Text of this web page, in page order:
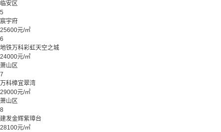
临安区
5
宸宇府
25600元/㎡
6
地铁万科彩虹天空之城
24000元/㎡
萧山区
7
万科樟宜翠湾
29000元/㎡
萧山区
8
建发金辉紫璋台
28100元/㎡